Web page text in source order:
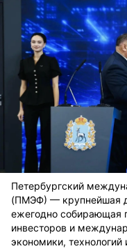
Петербургский
(ПМЭФ) — крупнейшая
ежегодно собирающая
инвесторов и
экономики,